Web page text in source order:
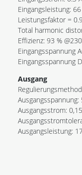
Eingangsleistung:
Leistungsfaktor = 0.9
Total harmonic
Effizienz: 93 %
Eingangsspannung
Eingangsspannung
Ausgang
Ausgangsspannung:
Ausgangsstrom:
Ausgangsleistung: